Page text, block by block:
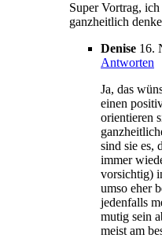
Super Vortrag,
ganzheitlich
Denise 16.
Antworten
Ja, das
einen
orientieren
sind sie es,
immer
vorsichtig)
umso eher
jedenfalls
mutig sein
meist am